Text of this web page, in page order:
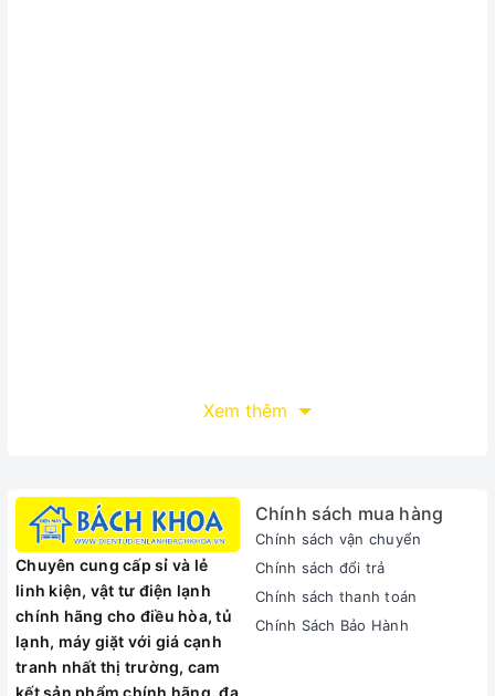
Xem thêm
Chuyên cung cấp sỉ và lẻ
linh kiện, vật tư điện lạnh
chính hãng cho điều hòa, tủ
lạnh, máy giặt với giá cạnh
tranh nhất thị trường, cam
Chính sách mua hàng
Chính sách vận chuyển
Chính sách đổi trả
Chính sách thanh toán
Chính Sách Bảo Hành